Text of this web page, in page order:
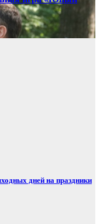
дней на праздники